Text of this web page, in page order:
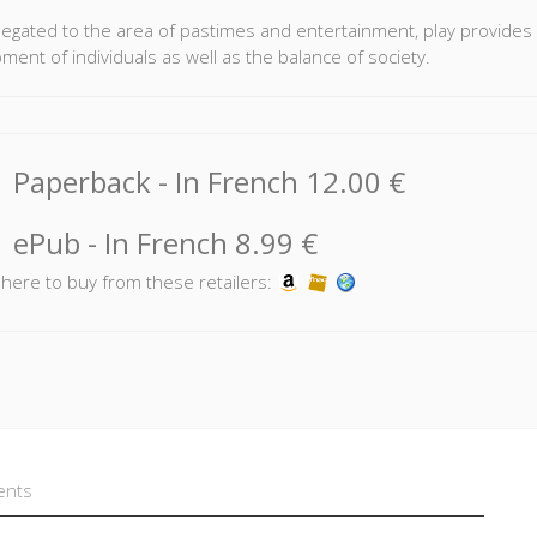
to the area of pastimes and entertainment, play
of individuals as well as the balance of society.
of knowledge. They carry out the vital adaptation of our old
which is more emotional, more creative, and more human: the
Paperback - In French 12.00 €
ePub - In French 8.99 €
here to buy from these retailers: